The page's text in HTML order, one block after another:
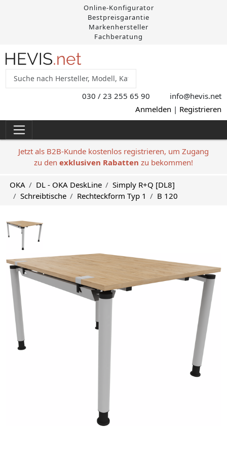
Online-Konfigurator
Bestpreisgarantie
Markenhersteller
Fachberatung
030 / 23 255 65 90 info@hevis.net
Anmelden | Registrieren
Jetzt als B2B-Kunde kostenlos registrieren, um Zugang
zu den exklusiven Rabatten zu bekommen!
OKA DL - OKA DeskLine
Simply R+Q [DL8]
Schreibtische
Rechteckform Typ 1 B 120